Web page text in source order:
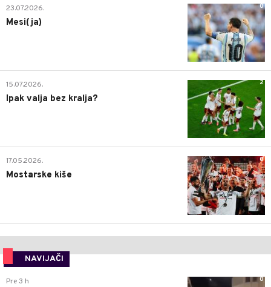
0
23.07.2026.
Mesi(ja)
2
15.07.2026.
Ipak valja bez kralja?
0
17.05.2026.
Mostarske kiše
NAVIJAČI
0
Pre 3 h